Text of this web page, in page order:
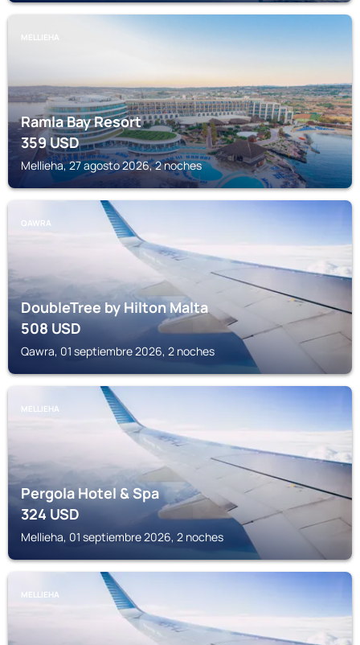
MELLIEHA
Ramla Bay Resort
359USD
Mellieha, 27 agosto 2026, 2 noches
QAWRA
DoubleTree by Hilton Malta
508USD
Qawra, 01 septiembre 2026, 2 noches
MELLIEHA
Pergola Hotel & Spa
324USD
Mellieha, 01 septiembre 2026, 2 noches
MELLIEHA